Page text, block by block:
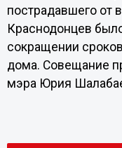
пострадавшего от
Краснодонцев
сокращении
дома. Совещание
мэра Юрия